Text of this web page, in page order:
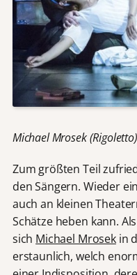
Michael Mrosek
Zum größten Teil
den Sängern. Wieder
auch an kleinen
Schätze heben kann.
sich Michael Mrosekin
erstaunlich, welch